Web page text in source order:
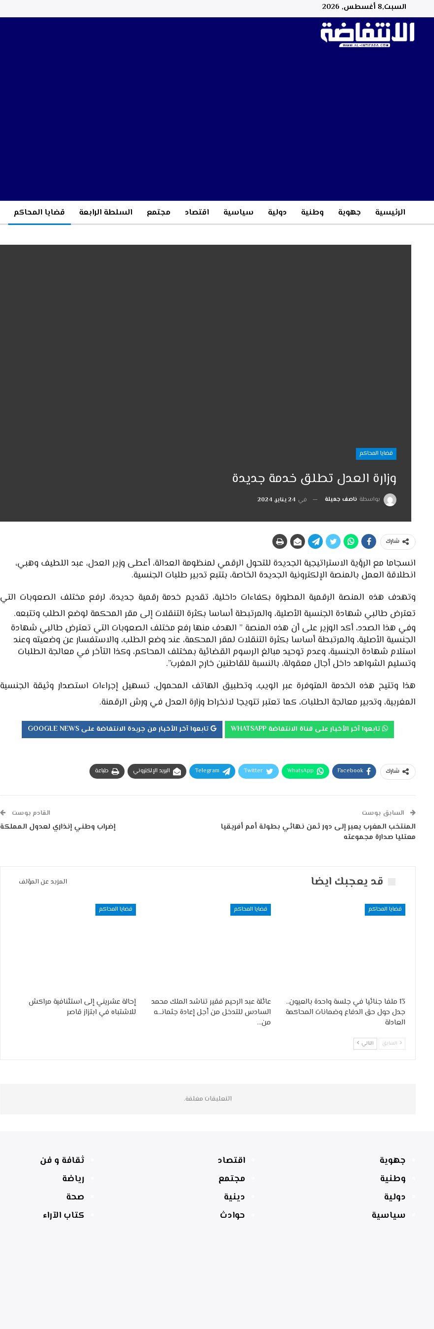
السبت,8 أغسطس, 2026
الرئيسية جهوية وطنية دولية سياسية اقتصاد مجتمع السلطة الرابعة قضايا المحاكم
قضايا المحاكم
وزارة العدل تطلق خدمة جديدة
بواسطة ناصف جميلة في 24 يناير, 2024
شارك
انسجاما مع الرؤية الاستراتيجية الجديدة للتحول الرقمي لمنظومة العدالة، أعطى وزير العدل، عبد اللطيف وهبي،
انطلاقة العمل بالمنصة الإلكترونية الجديدة الخاصة، بتتبع تدبير طلبات الجنسية.
وتهدف هذه المنصة الرقمية المطورة بكفاءات داخلية، تقديم خدمة رقمية جديدة، لرفع مختلف الصعوبات التي
تعترض طالبي شهادة الجنسية الأصلية، والمرتبطة أساسا بكثرة التنقلات إلى مقر المحكمة لوضع الطلب وتتبعه.
وفي هذا الصدد، أكد الوزير على أن هذه المنصة ” الهدف منها رفع مختلف الصعوبات التي تعترض طالبي شهادة
الجنسية الأصلية، والمرتبطة أساسا بكثرة التنقلات لمقر المحكمة، عند وضع الطلب، والاستفسار عن وضعيته وعند
استلام شهادة الجنسية، وعدم توحيد مبالغ الرسوم القضائية بمختلف المحاكم، وكذا التأخر في معالجة الطلبات
وتسليم الشواهد داخل أجال معقولة، بالنسبة للقاطنين خارج المغرب”.
هذا وتتيح هذه الخدمة المتوفرة عبر الويب، وتطبيق الهاتف المحمول، تسهيل إجراءات استصدار وثيقة الجنسية
المغربية، وتدبير معالجة الطلبات، كما تعتبر تتويجا لانخراط وزارة العدل في ورش الرقمنة.
تابعوا آخر الأخبار من جريدة الانتفاضة على GOOGLE NEWS تابعوا آخر الأخبار على قناة الانتفاضة WHATSAPP
شارك Facebook
WhatsApp
Twitter
Telegram البريد الإلكتروني طباعة
السابق بوست
المنتخب المغرب يعبر إلى دور ثمن نهائي بطولة أمم أفريقيا
معتليا صدارة مجموعته
القادم بوست
إضراب وطني إنذاري لعدول المملكة
قد يعجبك ايضا المزيد عن المؤلف
قضايا المحاكم
13 ملفا جنائيا في جلسة واحدة بالعيون..
جدل حول حق الدفاع وضمانات المحاكمة
العادلة
قضايا المحاكم
عائلة عبد الرحيم فقير تناشد الملك محمد
السادس للتدخل من أجل إعادة جثمانـ.ـه
من…
قضايا المحاكم
إحالة عشريني إلى استئنافية مراكش
للاشتباه في ابتزاز قاصر
السابق التالي
التعليقات مغلقة.
جهوية
وطنية
دولية
سياسية
اقتصاد
مجتمع
دينية
حوادث
ثقافة و فن
رياضة
صحة
كتاب الآراء